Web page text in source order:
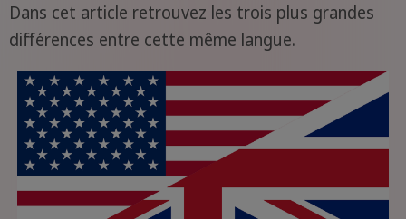
Dans cet article retrouvez les trois plus grandes
différences entre cette même langue.